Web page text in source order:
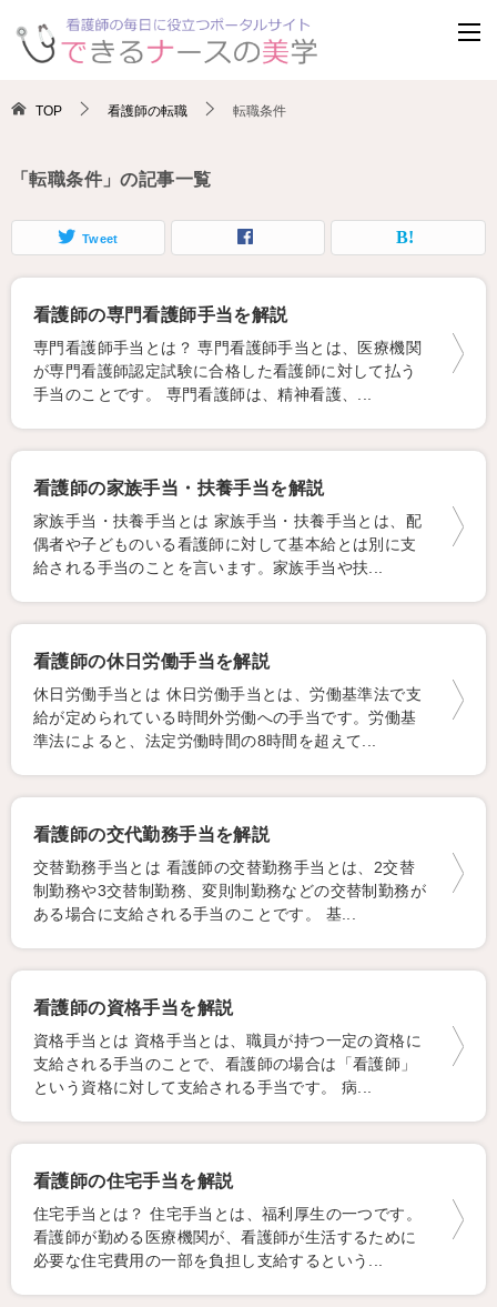
TOP 看護師の転職 転職条件
「転職条件」の記事一覧
Tweet
看護師の専門看護師手当を解説
専門看護師手当とは？ 専門看護師手当とは、医療機関
が専門看護師認定試験に合格した看護師に対して払う
手当のことです。 専門看護師は、精神看護、...
看護師の家族手当・扶養手当を解説
家族手当・扶養手当とは 家族手当・扶養手当とは、配
偶者や子どものいる看護師に対して基本給とは別に支
給される手当のことを言います。家族手当や扶...
看護師の休日労働手当を解説
休日労働手当とは 休日労働手当とは、労働基準法で支
給が定められている時間外労働への手当です。労働基
準法によると、法定労働時間の8時間を超えて...
看護師の交代勤務手当を解説
交替勤務手当とは 看護師の交替勤務手当とは、2交替
制勤務や3交替制勤務、変則制勤務などの交替制勤務が
ある場合に支給される手当のことです。 基...
看護師の資格手当を解説
資格手当とは 資格手当とは、職員が持つ一定の資格に
支給される手当のことで、看護師の場合は「看護師」
という資格に対して支給される手当です。 病...
看護師の住宅手当を解説
住宅手当とは？ 住宅手当とは、福利厚生の一つです。
看護師が勤める医療機関が、看護師が生活するために
必要な住宅費用の一部を負担し支給するという...